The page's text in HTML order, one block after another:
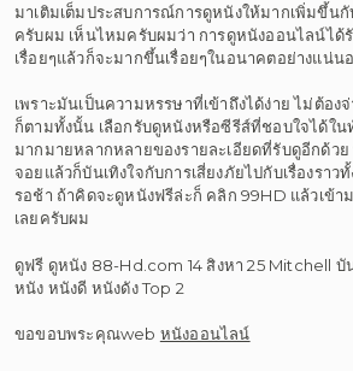
มาเติมเต็มประสบการณ์การดูหนังให้มากเพิ่มขึ้นกั
ครับผม เห็นไหมครับผมว่า การดูหนังออนไลน์ไ
เรื่อยๆแล้วก็จะมากขึ้นเรื่อยๆในอนาคตอย่างแน่น
เพราะมันเป็นความหรรษาที่เข้าถึงได้ง่าย ไม่ต้อง
ก็ตามทั้งนั้น เลือกรับดูหนังหรือซีรีส์ที่ชอบใจได้ใ
มากมายหลากหลายของรายละเอียดที่รับดูอีกด้ว
จอยแล้วก็บันเทิงใจกับการเสี่ยงภัยไปกับเรื่องรา
รอช้า ถ้าคิดจะดูหนังฟรีล่ะก็ คลิก 99HD แล้วเข้า
เลยครับผม
ดูฟรี ดูหนัง 88-Hd.com 14 สิงหา 25 Mitchell บั
หนัง หนังดี หนังดัง Top 2
ขอขอบพระคุณweb หนังออนไลน์